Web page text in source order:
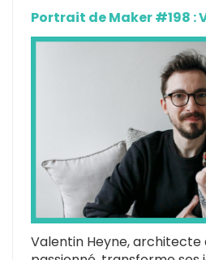
Portrait de Maker #198 :
Valentin Heyne, architecte